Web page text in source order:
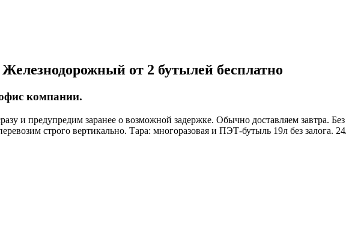
от 2 бутылей бесплатно
компании.
и предупредим заранее о возможной задержке. Обычно доставляем завтра.
строго вертикально. Тара: многоразовая и ПЭТ-бутыль 19л без залога.